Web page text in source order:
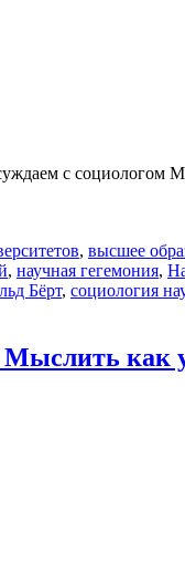
с
, высшее
, научная гегемония,
Бёрт, социология
Мыслить как